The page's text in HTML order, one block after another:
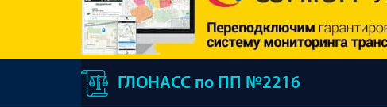
ГЛОНАСС по ПП №2216